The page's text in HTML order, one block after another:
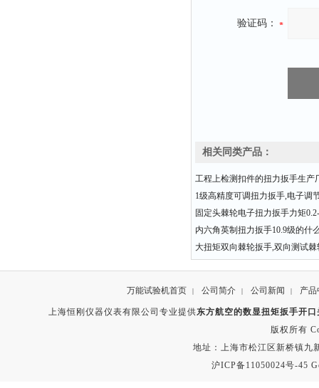
验证码：
相关同类产品：
工程上检测扣件的扭力扳手生产
1级高精度可调扭力扳手,电子调
固定头棘轮电子扭力扳手力矩
内六角英制扭力扳手10.9级的什
大扭矩双向棘轮扳手,双向测试
万能试验机首页 | 公司简介 | 公司新闻 | 产品
上海恒刚仪器仪表有限公司专业提供东方航空的数显扭矩扳手开
版权所有
地址：上海市松江区新桥镇九
沪ICP备11050024号-45